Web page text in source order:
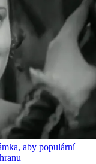
aby populární